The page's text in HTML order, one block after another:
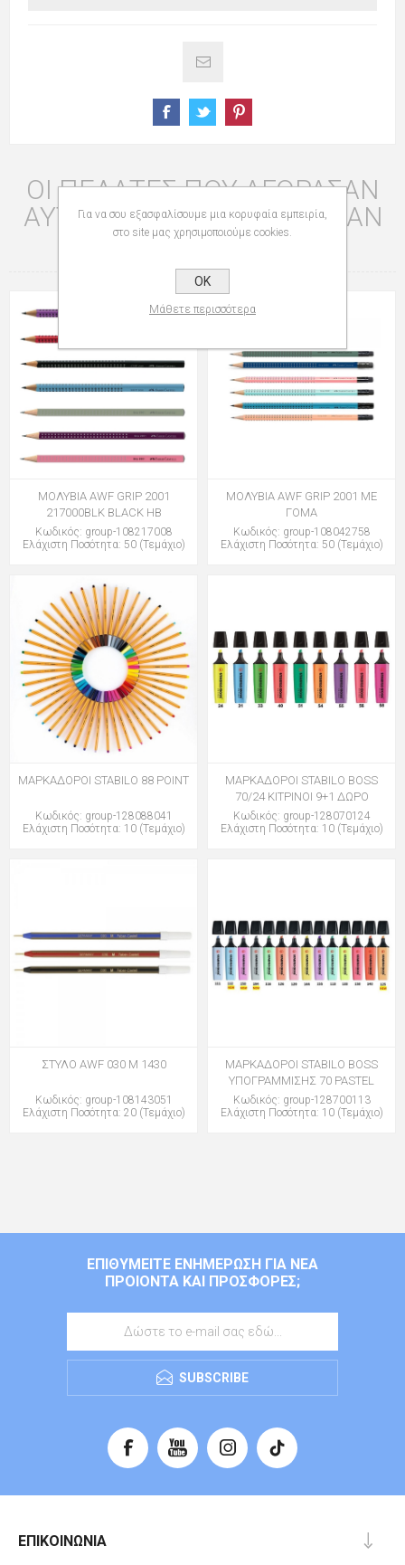
ΟΙ ΠΕΛΆΤΕΣ ΠΟΥ ΑΓΌΡΑΣΑΝ
ΑΥΤΌ ΤΟ ΠΡΟΪΌΝ ΑΓΌΡΑΣΑΝ
ΕΠΊΣΗΣ
ΜΟΛΥΒΙΑ AWF GRIP 2001
217000BLK BLACK HB
Κωδικός: group-108217008
Ελάχιστη Ποσότητα: 50 (Τεμάχιο)
ΜΟΛΥΒΙΑ AWF GRIP 2001 ME
ΓΟΜΑ
Κωδικός: group-108042758
Ελάχιστη Ποσότητα: 50 (Τεμάχιο)
ΜΑΡΚΑΔΟΡΟΙ STABILO 88 POINT
Κωδικός: group-128088041
Ελάχιστη Ποσότητα: 10 (Τεμάχιο)
ΜΑΡΚΑΔΟΡΟΙ STABILO BOSS
70/24 ΚΙΤΡΙΝΟΙ 9+1 ΔΩΡΟ
Κωδικός: group-128070124
Ελάχιστη Ποσότητα: 10 (Τεμάχιο)
ΣΤΥΛΟ AWF 030 M 1430
Κωδικός: group-108143051
Ελάχιστη Ποσότητα: 20 (Τεμάχιο)
ΜΑΡΚΑΔΟΡΟΙ STABILO BOSS
ΥΠΟΓΡΑΜΜΙΣΗΣ 70 PASTEL
Κωδικός: group-128700113
Ελάχιστη Ποσότητα: 10 (Τεμάχιο)
ΕΠΙΘΥΜΕΊΤΕ ΕΝΗΜΈΡΩΣΗ ΓΙΑ ΝΈΑ
ΠΡΟΙΌΝΤΑ ΚΑΙ ΠΡΟΣΦΟΡΈΣ;
SUBSCRIBE
ΕΠΙΚΟΙΝΩΝΊΑ
Για να σου εξασφαλίσουμε μια κορυφαία εμπειρία,
στο site μας χρησιμοποιούμε cookies.
OK
Μάθετε περισσότερα